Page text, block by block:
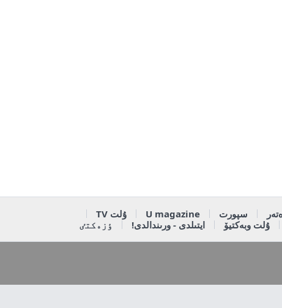
سپورت U magazine
ۇلت TV
ۇلت وبەكتيۆ ايتىلدى - ورىندالدى! ٶزەكتٸ